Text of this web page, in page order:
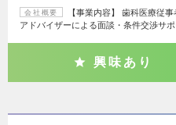
会社概要
【事業内容】 歯科医療従
アドバイザーによる面談・条件交渉サ
興味あり